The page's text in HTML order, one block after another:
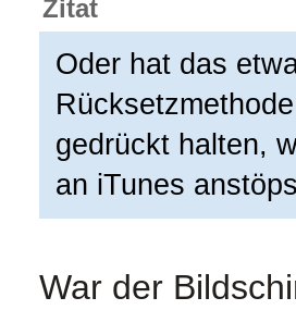
Zitat
Oder hat das
gedrückt halten,
an iTunes
War der